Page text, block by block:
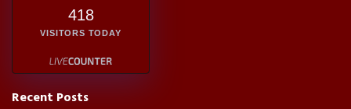
418
VISITORS TODAY
Recent Posts